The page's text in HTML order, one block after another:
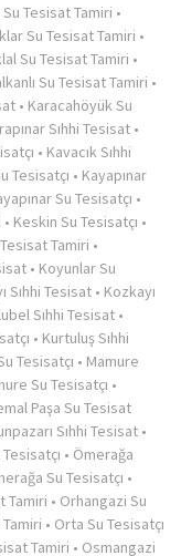
Tesisat Tamiri •
Su Tesisat Tamiri •
Su Tesisat Tamiri •
Su Tesisat Tamiri •
• Karacahöyük Su
Sıhhi Tesisat •
• Kavacık Sıhhi
Tesisatçı • Kayapınar
Su Tesisatçı •
• Keskin Su Tesisatçı •
Tamiri •
• Koyunlar Su
Sıhhi Tesisat • Kozkayı
Sıhhi Tesisat •
• Kurtuluş Sıhhi
Tesisatçı • Mamure
Su Tesisatçı •
Paşa Su Tesisat
Sıhhi Tesisat •
• Ömerağa
Su Tesisatçı •
Tamiri • Orhangazi Su
• Orta Su Tesisatçı
Tamiri • Osmangazi